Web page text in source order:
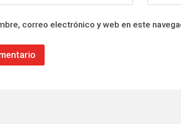
correo electrónico y web en este